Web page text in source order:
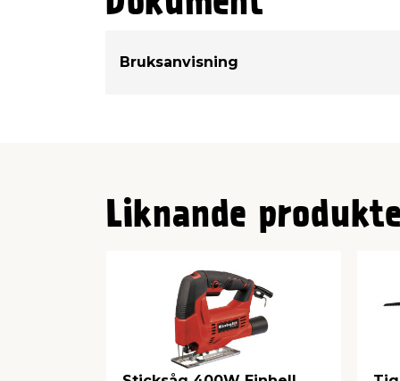
Bruksanvisning
Liknande